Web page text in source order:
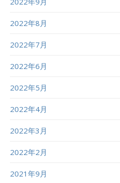
2022年8月
2022年7月
2022年6月
2022年5月
2022年4月
2022年3月
2022年2月
2021年9月